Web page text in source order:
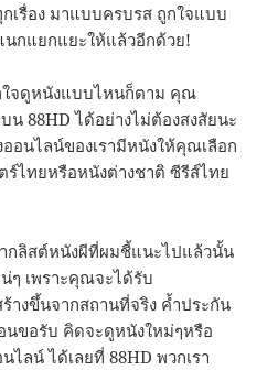
เรื่อง มาแบบครบรส ถูกใจแบบ
กแยกแยะให้แล้วอีกด้วย!
ใจดูหนังแบบไหนก็ตาม คุณ
น 88HD ได้อย่างไม่ต้องสงสัยนะ
อนไลน์ของเรามีหนังให้คุณเลือก
ร์ไทยหรือหนังต่างชาติ ซีรีส์ไทย
กลิสต์หนังผีที่ผมชี้แนะไปแล้วนั้น
ๆ เพราะคุณจะได้รับ
างขึ้นจากสถานที่จริง ค้ำประกัน
ขอรับ คิดจะดูหนังใหม่ๆหรือ
ไลน์ ได้เลยที่ 88HD พวกเรา